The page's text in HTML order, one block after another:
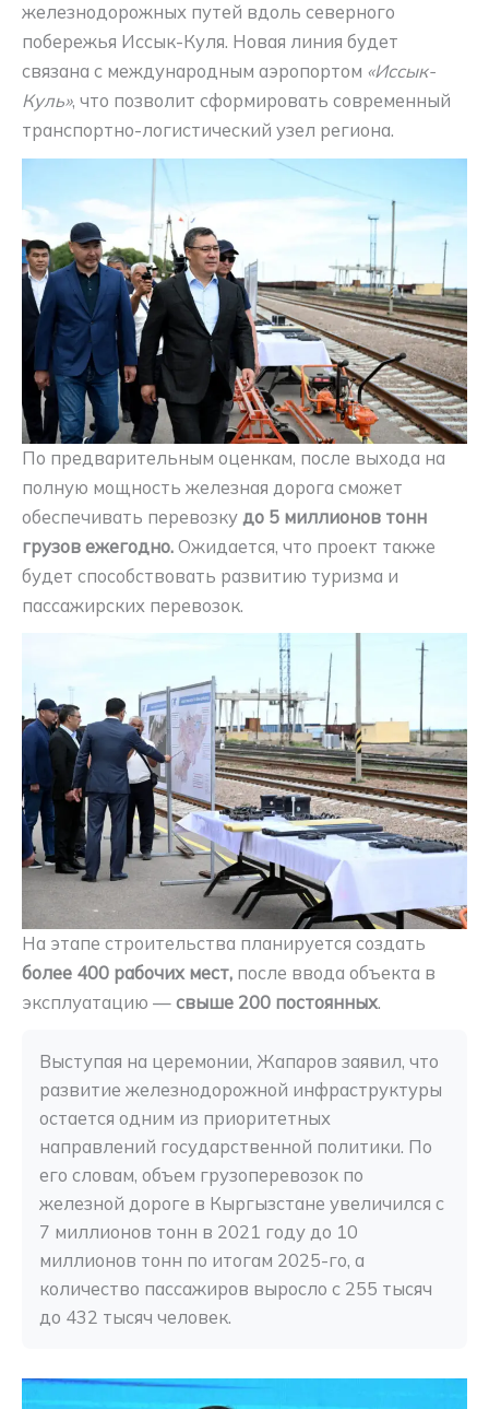
железнодорожных путей вдоль северного
побережья Иссык-Куля. Новая линия будет
связана с международным аэропортом «Иссык-
Куль», что позволит сформировать современный
транспортно-логистический узел региона.
По предварительным оценкам, после выхода на
полную мощность железная дорога сможет
обеспечивать перевозку до 5 миллионов тонн
грузов ежегодно. Ожидается, что проект также
будет способствовать развитию туризма и
пассажирских перевозок.
На этапе строительства планируется создать
более 400 рабочих мест, после ввода объекта в
эксплуатацию — свыше 200 постоянных.
Выступая на церемонии, Жапаров заявил, что
развитие железнодорожной инфраструктуры
остается одним из приоритетных
направлений государственной политики. По
его словам, объем грузоперевозок по
железной дороге в Кыргызстане увеличился с
7 миллионов тонн в 2021 году до 10
миллионов тонн по итогам 2025-го, а
количество пассажиров выросло с 255 тысяч
до 432 тысяч человек.